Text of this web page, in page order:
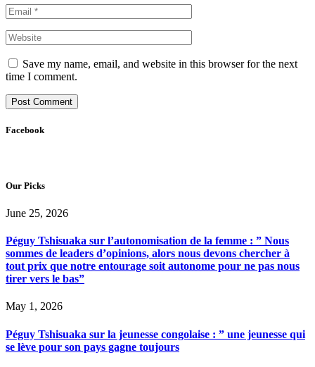
Save my name, email, and website in this browser for the next
time I comment.
Facebook
Our Picks
June 25, 2026
Péguy Tshisuaka sur l’autonomisation de la femme : ” Nous
sommes de leaders d’opinions, alors nous devons chercher à
tout prix que notre entourage soit autonome pour ne pas nous
tirer vers le bas”
May 1, 2026
Péguy Tshisuaka sur la jeunesse congolaise : ” une jeunesse qui
se lève pour son pays gagne toujours